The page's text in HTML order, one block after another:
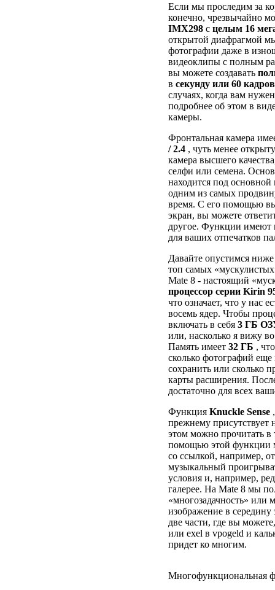
Если мы проследим за
конечно, чрезвычайно
IMX298 с целым 16
открытой диафрагмой
фотографии даже в
видеоклипы с полным
вы можете создавать
в секунду или 60 кадров
случаях, когда вам
подробнее об этом в
камеры.
Фронтальная камера
/ 2.4 , чуть менее
камера высшего
селфи или семена.
находится под
одним из самых
время. С его помощью
экран, вы можете
другое. Функции имеют
для ваших отпечатков
Давайте опустимся
топ самых
Mate 8 - настоящий
процессор серии Kirin
что означает, что у нас
восемь ядер. Чтобы
включать в себя 3 ГБ
или, насколько я вижу
Память имеет 32 ГБ ,
сколько фотографий
сохранить или сколько
карты расширения.
достаточно для всех
Функция Knuckle Sense
прежнему присутствует
этом можно прочитать в
помощью этой функции
со ссылкой, например,
музыкальный
условия и, например,
галерее. На Mate 8 мы
«многозадачность» или
изображение в середину
две части, где вы
или exel в vpogeld и
придет ко многим.
Многофункциональная